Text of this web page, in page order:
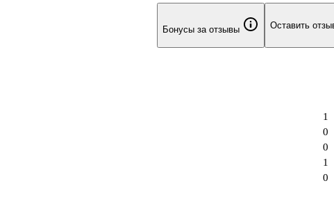
Бонусы за отзывы Оставить
0
1
0
0
1